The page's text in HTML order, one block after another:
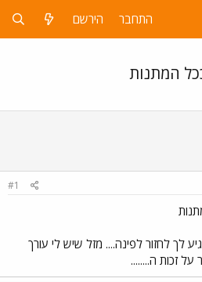
התחבר הירשם
המתנות
#1
לך לחזור לפינה.... מזל שיש לי עורך
על זכות ה........